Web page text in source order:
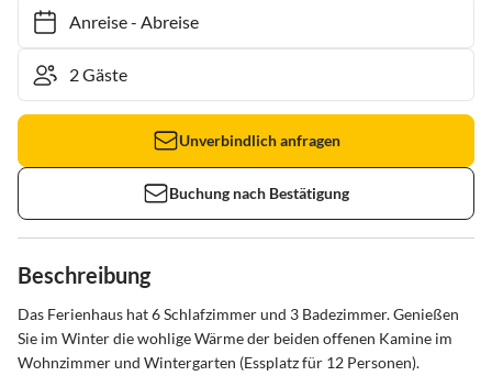
Anreise- Abreise
Unverbindlich anfragen
Buchung nach Bestätigung
Beschreibung
Das Ferienhaus hat 6 Schlafzimmer und 3 Badezimmer. Genießen
Sie im Winter die wohlige Wärme der beiden offenen Kamine im
Wohnzimmer und Wintergarten (Essplatz für 12 Personen).